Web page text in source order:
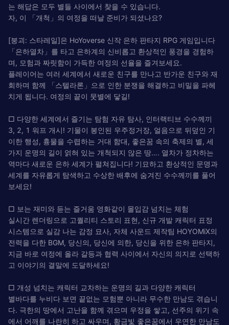
는 해답은 모두 별들 사이에서 찾을 수 있습니다.
자, 이 「개척」의 여정을 떠날 준비가 되셨나요?
[붕괴: 스타레일]은 HoYoverse 신작 은하 판타지 RPG 게임입니다
「은하열차」를 타고 은하계의 신비롭고 환상적인 풍경을 경험하
며, 모험과 짜릿함이 가득한 여정의 선율을 즐겨보세요.
플레이어는 여러 세계에서 새로운 친구를 만나고 반가운 친구와 재
회하며 함께 「스텔라론」으로 인한 분쟁을 해결하고 비밀을 파헤
치게 됩니다. 여정의 끝이 뭇별에 닿길!
□ 다양한 세계에서 즐기는 탐험 자유 탐사, 인터랙티브 수수께끼
3, 2, 1 워프 개시! 기물이 봉인된 우주정거장, 얼음으로 뒤덮인 기
이한 행성, 흉물을 수렵하는 거대 함대, 좋은꿈 속의 축제의 별, 세
가지 운명의 길이 얽혀 있는 개척되지 않은 땅…. 열차가 정차하는
역마다 새로운 은하 세계가 펼쳐집니다! 기묘하고 환상적인 문명과
세계를 자유롭게 탐색하고 수상한 배후에 숨겨진 수수께끼를 풀어
보세요!
□ 보는 재미와 듣는 즐거움 영화같이 몰입감 넘치는 체험
실시간 렌더링으로 고퀄리티 스토리 표현, 신규 개발 캐릭터 표정
시스템으로 실감 나는 감정 묘사, 자체 사운드 제작팀 HOYOMiX의
전력을 다한 BGM, 당신의, 당신에 의한, 당신을 위한 은하 판타지,
지금 바로 여정에 올라 갈등과 협력 사이에서 자신의 의지로 선택하
고 이야기의 결말에 도달하세요!
□ 개성 넘치는 캐릭터 교차하는 운명의 길과 다양한 캐릭터
별바다를 누비다 보면 끝없는 모험뿐 아니라 무수한 만남도 겪습니
다. 극한의 땅에서 고난을 함께 겪으며 우정을 쌓고, 선주의 위기 속
에서 어깨를 나란히 하고 싸우며, 황금빛 좋은꿈에서 우연한 만남도